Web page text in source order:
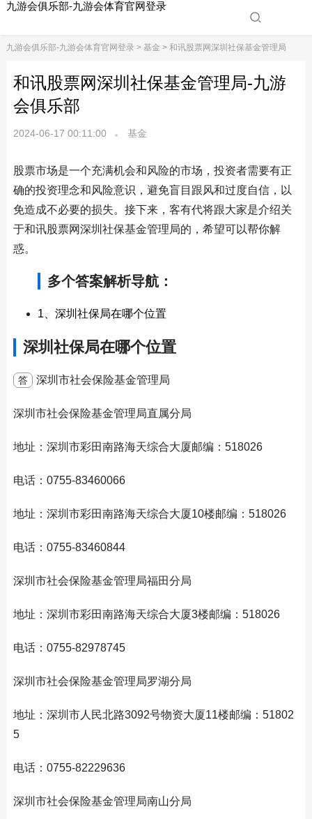
九游会俱乐部-九游会体育官网登录
九游会俱乐部-九游会体育官网登录> 基金 > 和讯股票网深圳社保基金管理局
和讯股票网深圳社保基金管理局-九游
会俱乐部
2024-06-17 00:11:00 基金
股票市场是一个充满机会和风险的市场，投资者需要有正
确的投资理念和风险意识，避免盲目跟风和过度自信，以
免造成不必要的损失。接下来，客有代将跟大家是介绍关
于和讯股票网深圳社保基金管理局的，希望可以帮你解
惑。
多个答案解析导航：
1、深圳社保局在哪个位置
深圳社保局在哪个位置
答 深圳市社会保险基金管理局
深圳市社会保险基金管理局直属分局
地址：深圳市彩田南路海天综合大厦邮编：518026
电话：0755-83460066
地址：深圳市彩田南路海天综合大厦10楼邮编：518026
电话：0755-83460844
深圳市社会保险基金管理局福田分局
地址：深圳市彩田南路海天综合大厦3楼邮编：518026
电话：0755-82978745
深圳市社会保险基金管理局罗湖分局
地址：深圳市人民北路3092号物资大厦11楼邮编：51802
5
电话：0755-82229636
深圳市社会保险基金管理局南山分局